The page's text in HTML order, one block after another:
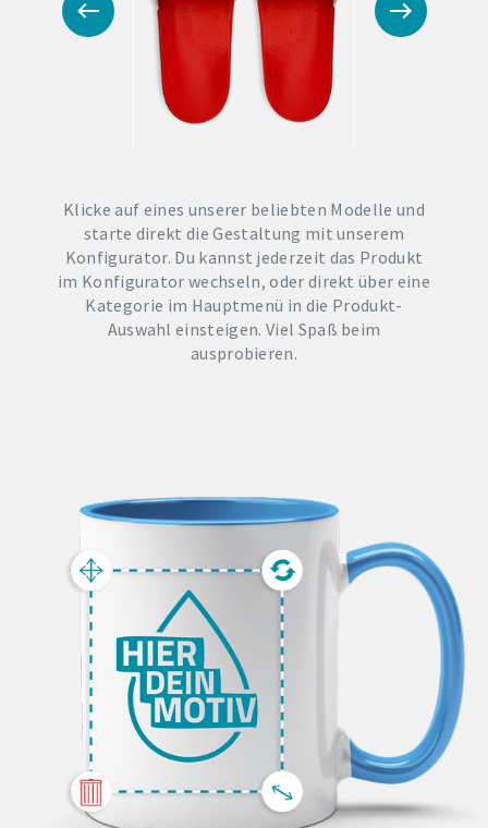
Klicke auf eines unserer beliebten Modelle und
starte direkt die Gestaltung mit unserem
Konfigurator. Du kannst jederzeit das Produkt
im Konfigurator wechseln, oder direkt über eine
Kategorie im Hauptmenü in die Produkt-
Auswahl einsteigen. Viel Spaß beim
ausprobieren.